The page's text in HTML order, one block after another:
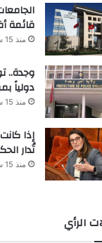
قائمة أفضل 10
منذ 15 ساعة
وجدة..
دولياً
منذ 15 ساعة
إذا
تُدار
منذ 15 ساعة
الرأي